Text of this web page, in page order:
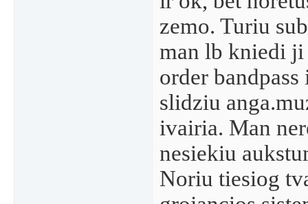
zemo. Turiu
man lb kniedi
order
slidziu
ivairia. Man
nesiekiu
Noriu tiesiog